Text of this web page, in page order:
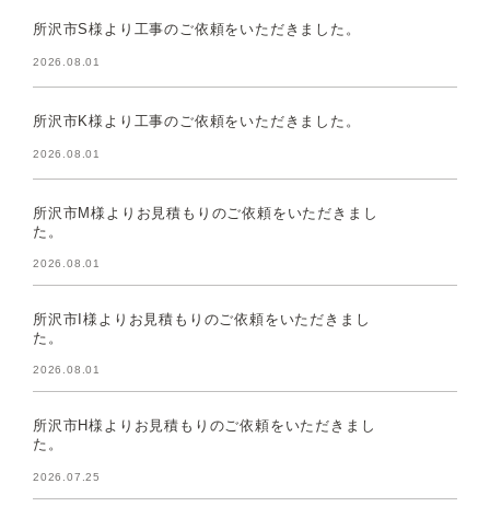
所沢市S様より工事のご依頼をいただきました。
2026.08.01
所沢市K様より工事のご依頼をいただきました。
2026.08.01
所沢市M様よりお見積もりのご依頼をいただきまし
た。
2026.08.01
所沢市I様よりお見積もりのご依頼をいただきまし
た。
2026.08.01
所沢市H様よりお見積もりのご依頼をいただきまし
た。
2026.07.25